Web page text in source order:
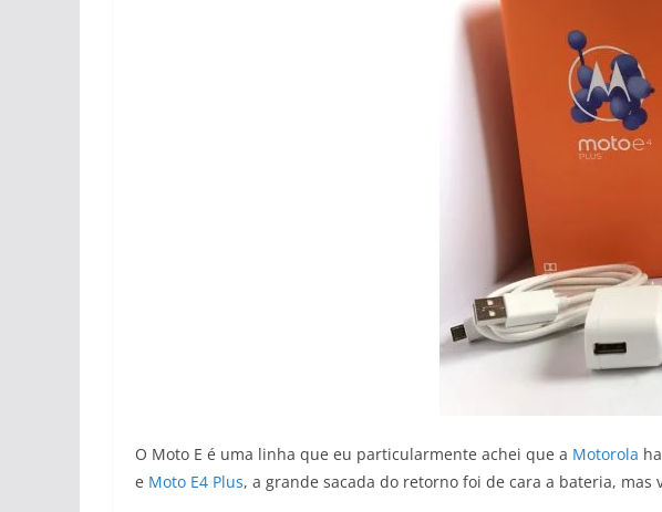
O Moto E é uma linha que eu particularmente achei que a Motorola
e Moto E4 Plus, a grande sacada do retorno foi de cara a bateria,